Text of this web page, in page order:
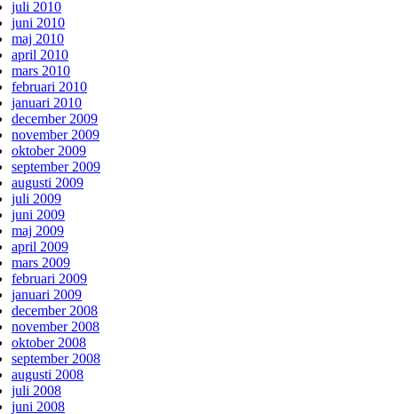
juli 2010
juni 2010
maj 2010
april 2010
mars 2010
februari 2010
januari 2010
december 2009
november 2009
oktober 2009
september 2009
augusti 2009
juli 2009
juni 2009
maj 2009
april 2009
mars 2009
februari 2009
januari 2009
december 2008
november 2008
oktober 2008
september 2008
augusti 2008
juli 2008
juni 2008